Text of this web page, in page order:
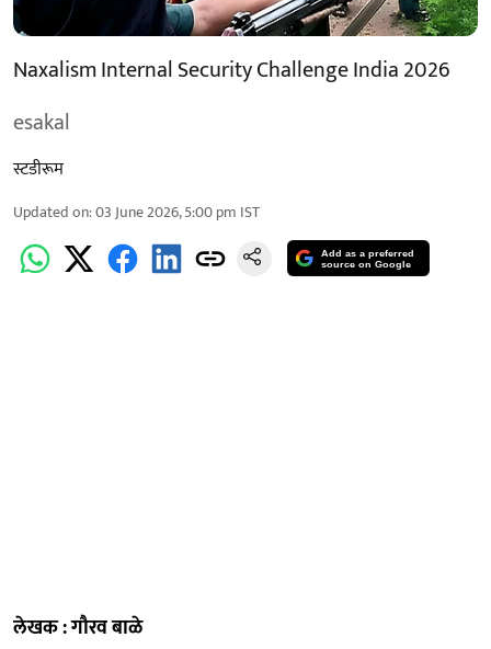
Naxalism Internal Security Challenge India 2026
esakal
स्टडीरूम
Updated on:03 June 2026, 5:00 pm IST
Add as a preferred
source on Google
लेखक : गौरव बाळे